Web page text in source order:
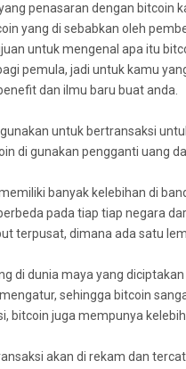
penasaran dengan bitcoin
yang di sebabkan oleh
untuk mengenal apa itu
pemula, jadi untuk kamu
dan ilmu baru buat anda.
untuk bertransaksi
di gunakan pengganti uang
banyak kelebihan di
pada tiap tiap negara
terpusat, dimana ada satu
di dunia maya yang
sehingga bitcoin
bitcoin juga mempunya
akan di rekam dan